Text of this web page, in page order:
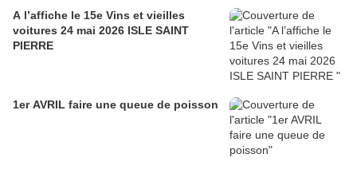
A l’affiche le 15e Vins et vieilles
voitures 24 mai 2026 ISLE SAINT
PIERRE
1er AVRIL faire une queue de poisson